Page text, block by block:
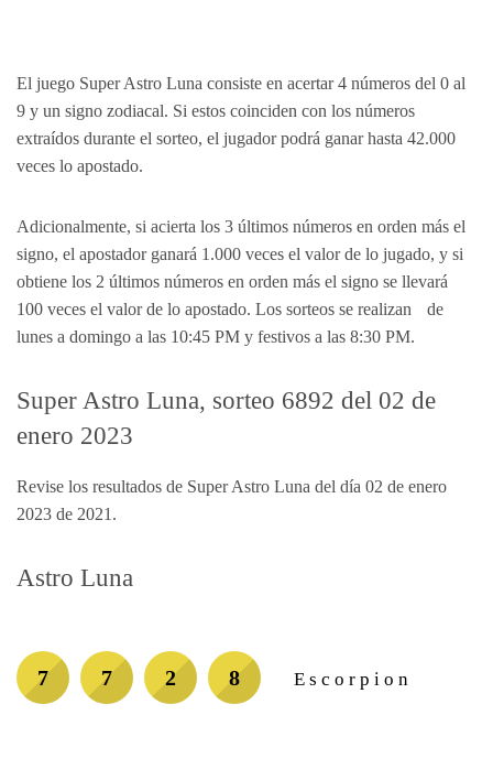
El juego Super Astro Luna consiste en acertar 4 números del 0 al
9 y un signo zodiacal. Si estos coinciden con los números
extraídos durante el sorteo, el jugador podrá ganar hasta 42.000
veces lo apostado.
Adicionalmente, si acierta los 3 últimos números en orden más el
signo, el apostador ganará 1.000 veces el valor de lo jugado, y si
obtiene los 2 últimos números en orden más el signo se llevará
100 veces el valor de lo apostado. Los sorteos se realizan de
lunes a domingo a las 10:45 PM y festivos a las 8:30 PM.
Super Astro Luna, sorteo 6892 del 02 de
enero 2023
Revise los resultados de Super Astro Luna del día 02 de enero
2023 de 2021.
Astro Luna
7 7 2 8 Escorpion